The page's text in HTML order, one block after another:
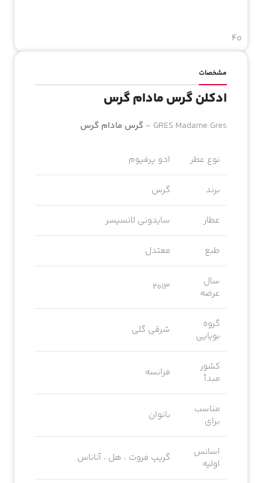
4o
مشخصات
ادکلن گرس مادام گرس
GRES Madame Gres – گرس مادام گرس
نوع عطر ادو پرفیوم
برند گرس
عطار سایدونی لانسیسر
طبع معتدل
سال
عرضه
2013
گروه
بویایی
شرقی گلی
کشور
مبدأ
فرانسه
مناسب
برای
بانوان
اسانس
اولیه
گریپ فروت ، هل ، آناناس